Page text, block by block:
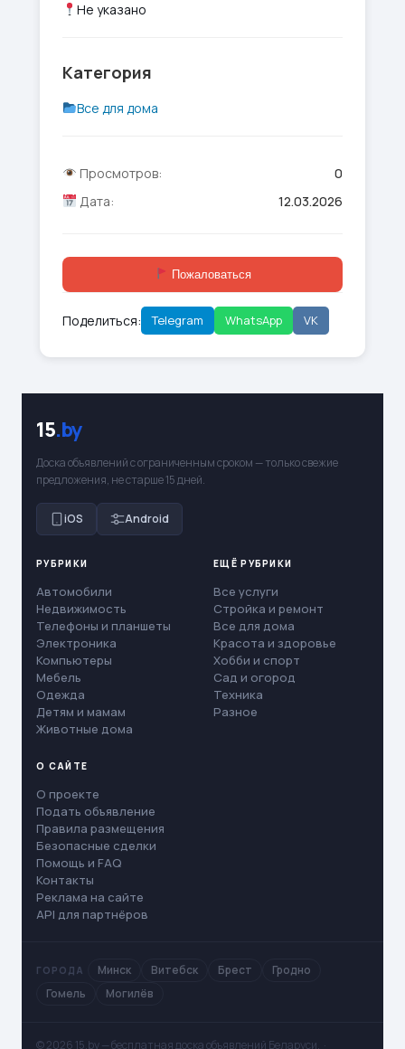
Не указано
Категория
Все для дома
Просмотров:
0
Дата:
12.03.2026
Пожаловаться
Поделиться: Telegram WhatsApp VK
15.by
Доска объявлений с ограниченным сроком — только свежие
предложения, не старше 15 дней.
iOS Android
РУБРИКИ
Автомобили
Недвижимость
Телефоны и планшеты
Электроника
Компьютеры
Мебель
Одежда
Детям и мамам
Животные дома
ЕЩЁ РУБРИКИ
Все услуги
Стройка и ремонт
Все для дома
Красота и здоровье
Хобби и спорт
Сад и огород
Техника
Разное
О САЙТЕ
О проекте
Подать объявление
Правила размещения
Безопасные сделки
Помощь и FAQ
Контакты
Реклама на сайте
API для партнёров
ГОРОДА Минск Витебск Брест
Гродно
Гомель
Могилёв
© 2026 15.by — бесплатная доска объявлений Беларуси. ·